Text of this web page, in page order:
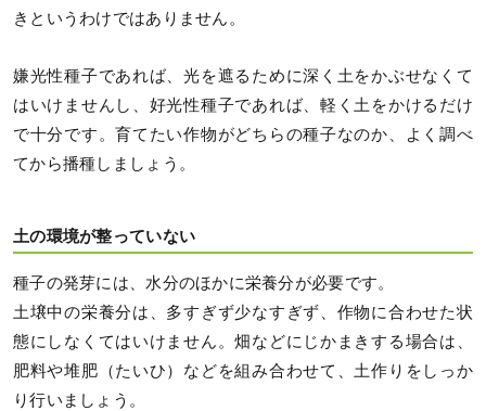
きというわけではありません。
嫌光性種子であれば、光を遮るために深く土をかぶせなくて
はいけませんし、好光性種子であれば、軽く土をかけるだけ
で十分です。育てたい作物がどちらの種子なのか、よく調べ
てから播種しましょう。
土の環境が整っていない
種子の発芽には、水分のほかに栄養分が必要です。
土壌中の栄養分は、多すぎず少なすぎず、作物に合わせた状
態にしなくてはいけません。畑などにじかまきする場合は、
肥料や堆肥（たいひ）などを組み合わせて、土作りをしっか
り行いましょう。